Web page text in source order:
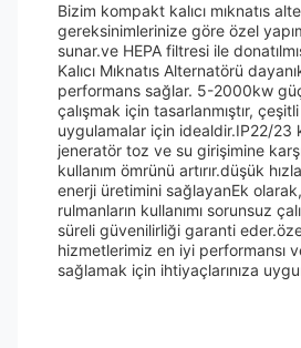
Bizim kompakt kalıcı mıknatıs
gereksinimlerinize göre özel
sunar.ve HEPA filtresi ile
Kalıcı Mıknatıs Alternatörü
performans sağlar. 5-2000kw güç
çalışmak için tasarlanmıştır,
uygulamalar için idealdir.IP22/23
jeneratör toz ve su girişimine
kullanım ömrünü artırır.düşük
enerji üretimini sağlayanEk
rulmanların kullanımı sorunsuz
süreli güvenilirliği garanti
hizmetlerimiz en iyi performansı
sağlamak için ihtiyaçlarınıza